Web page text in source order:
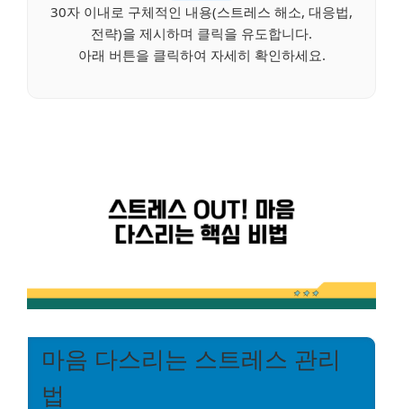
30자 이내로 구체적인 내용(스트레스 해소, 대응법,
전략)을 제시하며 클릭을 유도합니다.
아래 버튼을 클릭하여 자세히 확인하세요.
마음 다스리는 스트레스 관리
법